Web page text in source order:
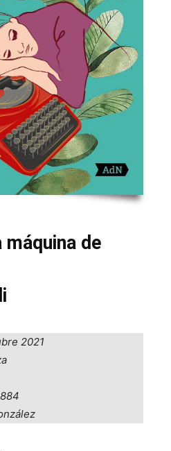
máquina de
2021